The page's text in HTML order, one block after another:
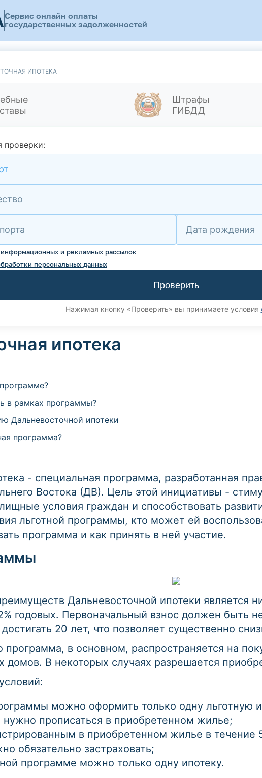
Сервис онлайн оплаты
государственных задолженностей
ИПОТЕКА
Штрафы
ГИБДД
проверки:
Дата рождения
и рекламных рассылок
персональных данных
Проверить
Нажимая кнопку «Проверить» вы принимаете условия
ипотека
в рамках программы?
Дальневосточной ипотеки
программа?
- специальная программа, разработанная
Востока (ДВ). Цель этой инициативы -
условия граждан и способствовать
льготной программы, кто может ей
программа и как принять в ней участие.
Дальневосточной ипотеки является
годовых. Первоначальный взнос должен быть
20 лет, что позволяет существенно
программа, в основном, распространяется на
домов. В некоторых случаях разрешается
можно оформить только одну льготную
нужно прописаться в приобретенном жилье;
в приобретенном жилье в течение
обязательно застраховать;
программе можно только одну ипотеку.